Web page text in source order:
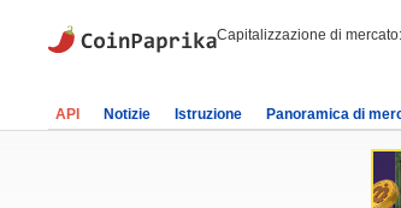
Capitalizzazione di mercato:
API Notizie Istruzione Panoramica di